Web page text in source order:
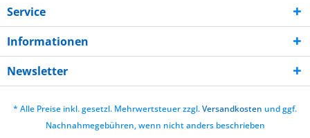
Service
Informationen
Newsletter
* Alle Preise inkl. gesetzl. Mehrwertsteuer zzgl.Versandkosten und ggf.
Nachnahmegebühren, wenn nicht anders beschrieben